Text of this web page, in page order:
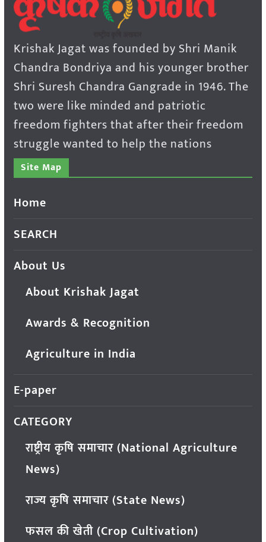
Krishak Jagat was founded by Shri Manik
Chandra Bondriya and his younger brother
Shri Suresh Chandra Gangrade in 1946. The
two were like minded and patriotic
freedom fighters that after their freedom
struggle wanted to help the nations
Site Map
Home
SEARCH
About Us
About Krishak Jagat
Awards & Recognition
Agriculture in India
E-paper
CATEGORY
राष्ट्रीय कृषि समाचार (National Agriculture
News)
राज्य कृषि समाचार (State News)
फसल की खेती (Crop Cultivation)